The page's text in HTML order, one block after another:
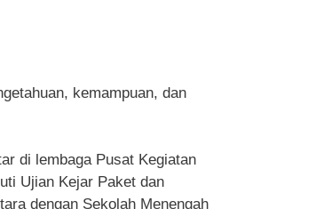
kemampuan, dan
di lembaga Pusat Kegiatan
Ujian Kejar Paket dan
dengan Sekolah Menengah